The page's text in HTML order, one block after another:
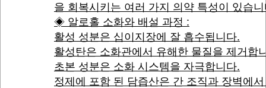
을 회복시키는 여러 가지 의약 특성이 있습
◈ 알로홀 소화와 배설 과정 :
활성 성분은 십이지장에 잘 흡수됩니다.
활성탄은 소화관에서 유해한 물질을 제거합
초본 성분은 소화 시스템을 자극합니다.
정제에 포함 된 담즙산은 간 조직과 장벽에